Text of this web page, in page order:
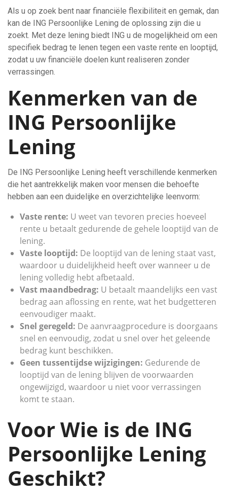
Als u op zoek bent naar financiële flexibiliteit en gemak, dan
kan de ING Persoonlijke Lening de oplossing zijn die u
zoekt. Met deze lening biedt ING u de mogelijkheid om een
specifiek bedrag te lenen tegen een vaste rente en looptijd,
zodat u uw financiële doelen kunt realiseren zonder
verrassingen.
Kenmerken van de
ING Persoonlijke
Lening
De ING Persoonlijke Lening heeft verschillende kenmerken
die het aantrekkelijk maken voor mensen die behoefte
hebben aan een duidelijke en overzichtelijke leenvorm:
Vaste rente: U weet van tevoren precies hoeveel
rente u betaalt gedurende de gehele looptijd van de
lening.
Vaste looptijd: De looptijd van de lening staat vast,
waardoor u duidelijkheid heeft over wanneer u de
lening volledig hebt afbetaald.
Vast maandbedrag: U betaalt maandelijks een vast
bedrag aan aflossing en rente, wat het budgetteren
eenvoudiger maakt.
Snel geregeld: De aanvraagprocedure is doorgaans
snel en eenvoudig, zodat u snel over het geleende
bedrag kunt beschikken.
Geen tussentijdse wijzigingen: Gedurende de
looptijd van de lening blijven de voorwaarden
ongewijzigd, waardoor u niet voor verrassingen
komt te staan.
Voor Wie is de ING
Persoonlijke Lening
Geschikt?